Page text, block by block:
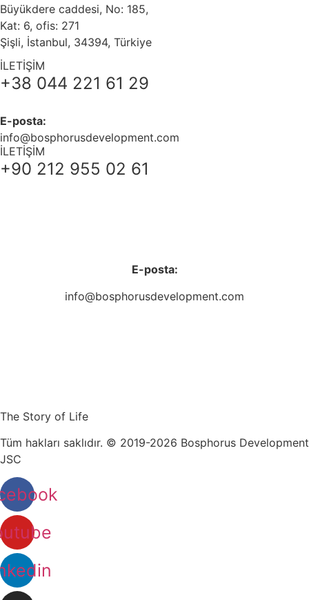
Büyükdere caddesi, No: 185,
Kat: 6, ofis: 271
Şişli, İstanbul, 34394, Türkiye
İLETİŞİM
+38 044 221 61 29
E-posta:
info@bosphorusdevelopment.com
İLETİŞİM
+90 212 955 02 61
E-posta:
info@bosphorusdevelopment.com
The Story of Life
Tüm hakları saklıdır. © 2019-2026 Bosphorus Development
JSC